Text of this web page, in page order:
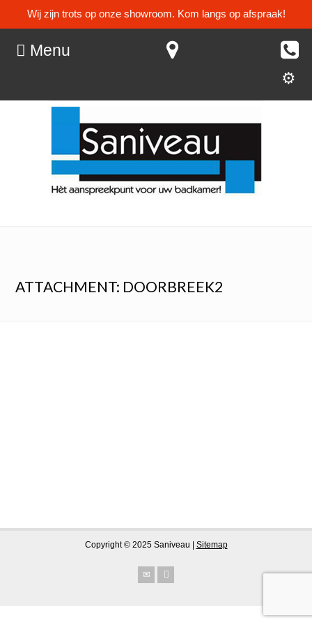
Wij zijn trots op onze showroom. Kom langs op afspraak!
Menu
ATTACHMENT: DOORBREEK2
Copyright © 2025 Saniveau | Sitemap